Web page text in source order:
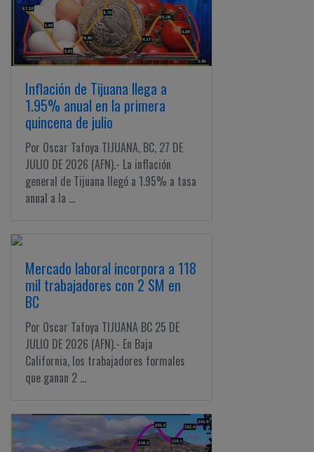
Inflación de Tijuana llega a
1.95% anual en la primera
quincena de julio
Por Oscar Tafoya TIJUANA, BC, 27 DE
JULIO DE 2026 (AFN).- La inflación
general de Tijuana llegó a 1.95% a tasa
anual a la ...
Mercado laboral incorpora a 118
mil trabajadores con 2 SM en
BC
Por Oscar Tafoya TIJUANA BC 25 DE
JULIO DE 2026 (AFN).- En Baja
California, los trabajadores formales
que ganan 2 ...